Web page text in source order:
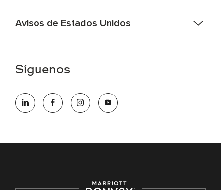
Avisos de Estados Unidos
electrónico hqaffirmativeaction@marriott.com
oportunidades que se compromete a contratar una fuerza
de trabajo diversa y a mantener una cultura inclusiva.
Derecho a trabajar inglés/español
Síguenos